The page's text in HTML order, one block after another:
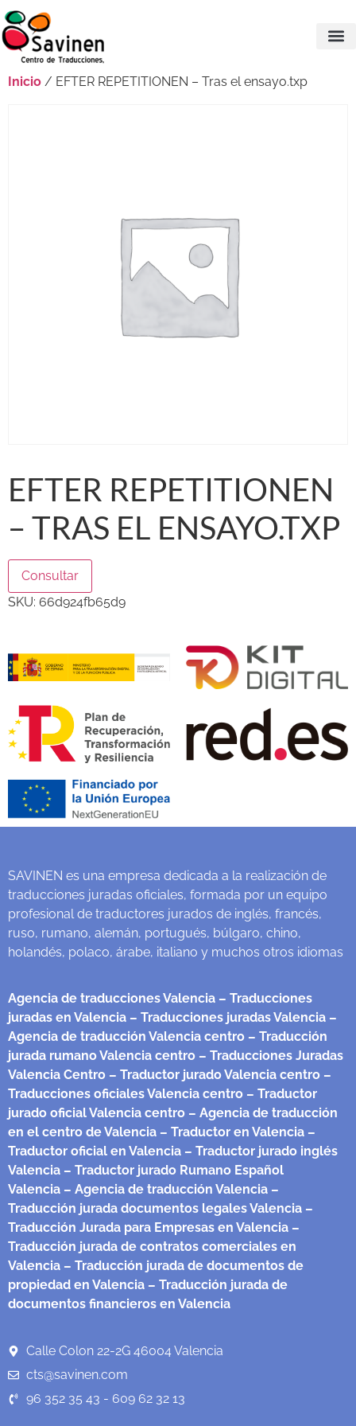
Inicio / EFTER REPETITIONEN – Tras el ensayo.txp
EFTER REPETITIONEN
– TRAS EL ENSAYO.TXP
Consultar
SKU: 66d924fb65d9
SAVINEN es una empresa dedicada a la realización de
traducciones juradas oficiales, formada por un equipo
profesional de traductores jurados de inglés, francés,
ruso, rumano, alemán, portugués, búlgaro, chino,
holandés, polaco, árabe, italiano y muchos otros idiomas
Agencia de traducciones Valencia – Traducciones
juradas en Valencia – Traducciones juradas Valencia –
Agencia de traducción Valencia centro – Traducción
jurada rumano Valencia centro – Traducciones Juradas
Valencia Centro – Traductor jurado Valencia centro –
Traducciones oficiales Valencia centro – Traductor
jurado oficial Valencia centro – Agencia de traducción
en el centro de Valencia – Traductor en Valencia –
Traductor oficial en Valencia – Traductor jurado inglés
Valencia – Traductor jurado Rumano Español
Valencia – Agencia de traducción Valencia –
Traducción jurada documentos legales Valencia –
Traducción Jurada para Empresas en Valencia –
Traducción jurada de contratos comerciales en
Valencia – Traducción jurada de documentos de
propiedad en Valencia – Traducción jurada de
documentos financieros en Valencia
Calle Colon 22-2G 46004 Valencia
cts@savinen.com
96 352 35 43 - 609 62 32 13